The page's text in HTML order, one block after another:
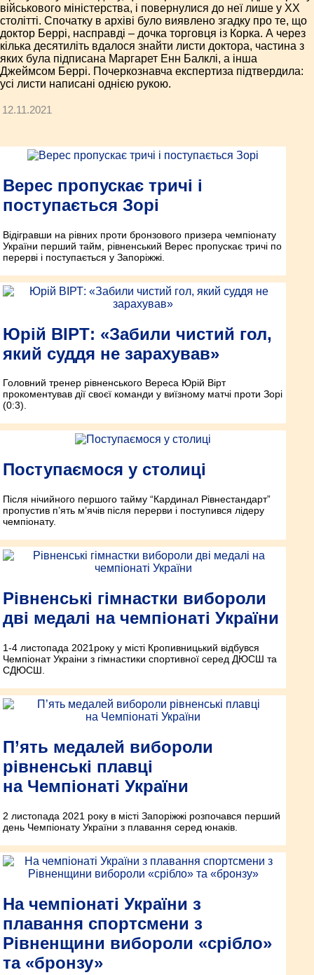
військового міністерства, і повернулися до неї лише у XX
столітті. Спочатку в архіві було виявлено згадку про те, що
доктор Беррі, насправді – дочка торговця із Корка. А через
кілька десятиліть вдалося знайти листи доктора, частина з
яких була підписана Маргарет Енн Балклі, а інша
Джеймсом Беррі. Почеркознавча експертиза підтвердила:
усі листи написані однією рукою.
12.11.2021
Верес пропускає тричі і
поступається Зорі
Відігравши на рівних проти бронзового призера чемпіонату
України перший тайм, рівненський Верес пропускає тричі по
перерві і поступається у Запоріжжі.
Юрій ВІРТ: «Забили чистий гол,
який суддя не зарахував»
Головний тренер рівненського Вереса Юрій Вірт
прокоментував дії своєї команди у виїзному матчі проти Зорі
(0:3).
Поступаємося у столиці
Після нічийного першого тайму “Кардинал Рівнестандарт”
пропустив п’ять м’ячів після перерви і поступився лідеру
чемпіонату.
Рівненські гімнастки вибороли
дві медалі на чемпіонаті України
1-4 листопада 2021року у місті Кропивницький відбувся
Чемпіонат Украіни з гімнастики спортивної серед ДЮСШ та
СДЮСШ.
П’ять медалей вибороли
рівненські плавці
на Чемпіонаті України
2 листопада 2021 року в місті Запоріжжі розпочався перший
день Чемпіонату України з плавання серед юнаків.
На чемпіонаті України з
плавання спортсмени з
Рівненщини вибороли «срібло»
та «бронзу»